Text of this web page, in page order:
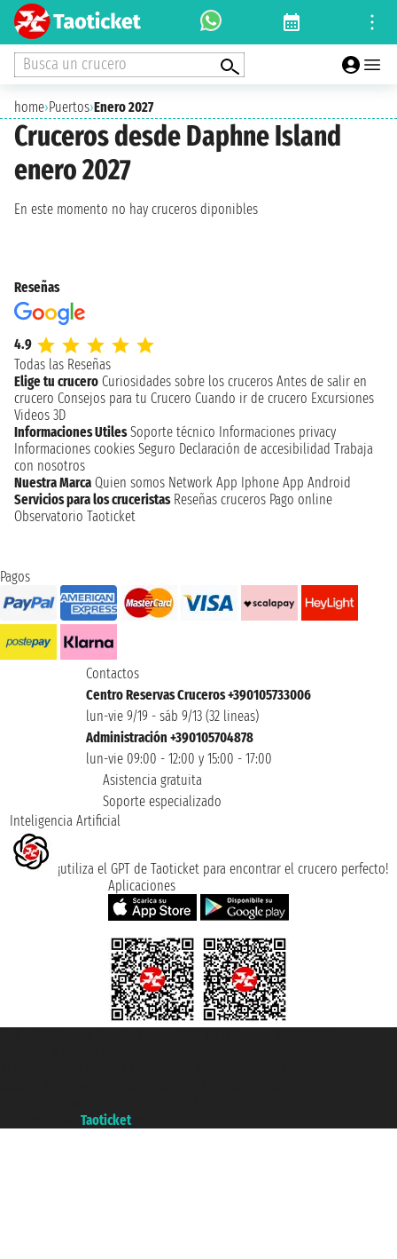
Busca un crucero
home›Puertos›Enero 2027
Cruceros desde Daphne Island
enero 2027
En este momento no hay cruceros diponibles
Reseñas
4.9
Todas las Reseñas
Elige tu crucero Curiosidades sobre los cruceros Antes de salir en
crucero Consejos para tu Crucero Cuando ir de crucero Excursiones
Videos 3D
Informaciones Utiles Soporte técnico Informaciones privacy
Informaciones cookies Seguro Declaración de accesibilidad Trabaja
con nosotros
Nuestra Marca Quien somos Network App Iphone App Android
Servicios para los cruceristas Reseñas cruceros Pago online
Observatorio Taoticket
Pagos
Contactos
Centro Reservas Cruceros +390105733006
lun-vie 9/19 - sáb 9/13 (32 lineas)
Administración +390105704878
lun-vie 09:00 - 12:00 y 15:00 - 17:00
Asistencia gratuita
Soporte especializado
Inteligencia Artificial
¡utiliza el GPT de Taoticket para encontrar el crucero perfecto!
Aplicaciones
Taoticket